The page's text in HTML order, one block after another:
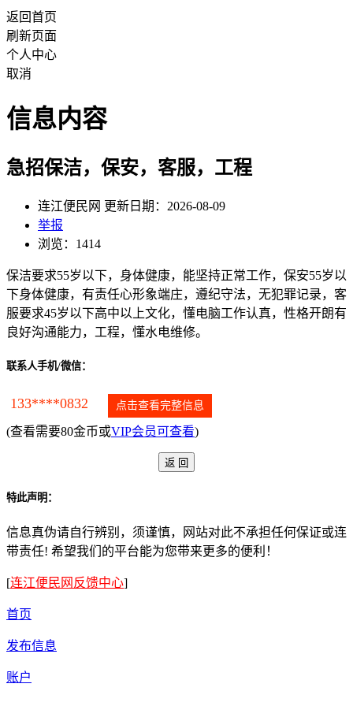
返回首页
刷新页面
个人中心
取消
信息内容
急招保洁，保安，客服，工程
连江便民网 更新日期：2026-08-09
举报
浏览：1414
保洁要求55岁以下，身体健康，能坚持正常工作，保安55岁以
下身体健康，有责任心形象端庄，遵纪守法，无犯罪记录，客
服要求45岁以下高中以上文化，懂电脑工作认真，性格开朗有
良好沟通能力，工程，懂水电维修。
联系人手机/微信：
133****0832 点击查看完整信息
(查看需要80金币或VIP会员可查看)
特此声明：
信息真伪请自行辨别，须谨慎，网站对此不承担任何保证或连
带责任! 希望我们的平台能为您带来更多的便利！
[连江便民网反馈中心]
首页
发布信息
账户